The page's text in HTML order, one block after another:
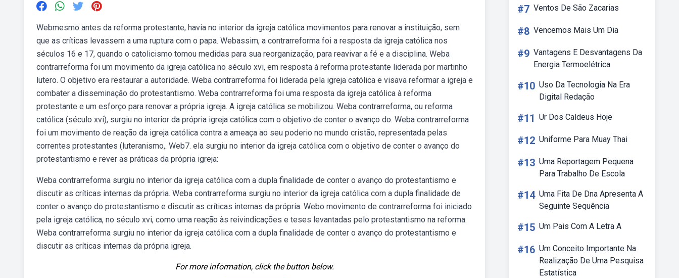
Webmesmo antes da reforma protestante, havia no interior da igreja católica movimentos para renovar a instituição, sem
que as críticas levassem a uma ruptura com o papa. Webassim, a contrarreforma foi a resposta da igreja católica nos
séculos 16 e 17, quando o catolicismo tomou medidas para sua reorganização, para reavivar a fé e a disciplina. Weba
contrarreforma foi um movimento da igreja católica no século xvi, em resposta à reforma protestante liderada por martinho
lutero. O objetivo era restaurar a autoridade. Weba contrarreforma foi liderada pela igreja católica e visava reformar a igreja e
combater a disseminação do protestantismo. Weba contrarreforma foi uma resposta da igreja católica à reforma
protestante e um esforço para renovar a própria igreja. A igreja católica se mobilizou. Weba contrarreforma, ou reforma
católica (século xvi), surgiu no interior da própria igreja católica com o objetivo de conter o avanço do. Weba contrarreforma
foi um movimento de reação da igreja católica contra a ameaça ao seu poderio no mundo cristão, representada pelas
correntes protestantes (luteranismo,. Web7. ela surgiu no interior da igreja católica com o objetivo de conter o avanço do
protestantismo e rever as práticas da própria igreja:
Weba contrarreforma surgiu no interior da igreja católica com a dupla finalidade de conter o avanço do protestantismo e
discutir as críticas internas da própria. Weba contrarreforma surgiu no interior da igreja católica com a dupla finalidade de
conter o avanço do protestantismo e discutir as críticas internas da própria. Webo movimento de contrarreforma foi iniciado
pela igreja católica, no século xvi, como uma reação às reivindicações e teses levantadas pelo protestantismo na reforma.
Weba contrarreforma surgiu no interior da igreja católica com a dupla finalidade de conter o avanço do protestantismo e
discutir as críticas internas da própria igreja.
For more information, click the button below.
#7 Ventos De São Zacarias
#8 Vencemos Mais Um Dia
#9 Vantagens E Desvantagens Da
Energia Termoelétrica
#10 Uso Da Tecnologia Na Era
Digital Redação
#11 Ur Dos Caldeus Hoje
#12 Uniforme Para Muay Thai
#13 Uma Reportagem Pequena
Para Trabalho De Escola
#14 Uma Fita De Dna Apresenta A
Seguinte Sequência
#15 Um Pais Com A Letra A
#16 Um Conceito Importante Na
Realização De Uma Pesquisa
Estatística